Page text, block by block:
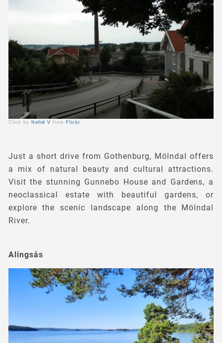
Click by Nahid V from Flickr
Just a short drive from Gothenburg, Mölndal offers
a mix of natural beauty and cultural attractions.
Visit the stunning Gunnebo House and Gardens, a
neoclassical estate with beautiful gardens, or
explore the scenic landscape along the Mölndal
River.
Alingsås